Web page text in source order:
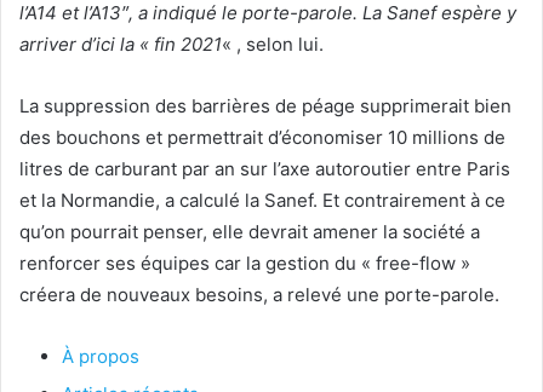
l’A14 et l’A13″, a indiqué le porte-parole. La Sanef espère y
arriver d’ici la « fin 2021« , selon lui.
La suppression des barrières de péage supprimerait bien
des bouchons et permettrait d’économiser 10 millions de
litres de carburant par an sur l’axe autoroutier entre Paris
et la Normandie, a calculé la Sanef. Et contrairement à ce
qu’on pourrait penser, elle devrait amener la société a
renforcer ses équipes car la gestion du « free-flow »
créera de nouveaux besoins, a relevé une porte-parole.
À propos